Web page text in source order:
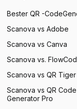
Bester QR -
Scanova vs Adobe
Scanova vs Canva
Scanova vs.
Scanova vs QR Tiger
Scanova vs QR Code
Generator Pro